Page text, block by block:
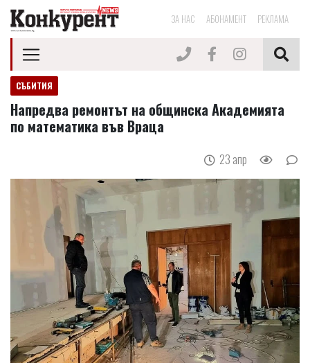
ЗА НАС АБОНАМЕНТ РЕКЛАМА
СЪБИТИЯ
Напредва ремонтът на общинска Академията
по математика във Враца
23 апр